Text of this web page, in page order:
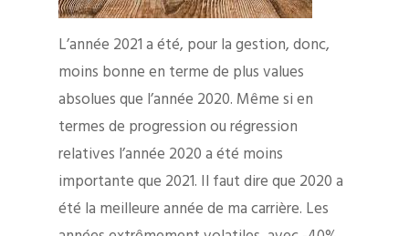
L’année 2021 a été, pour la gestion, donc,
moins bonne en terme de plus values
absolues que l’année 2020. Même si en
termes de progression ou régression
relatives l’année 2020 a été moins
importante que 2021. Il faut dire que 2020 a
été la meilleure année de ma carrière. Les